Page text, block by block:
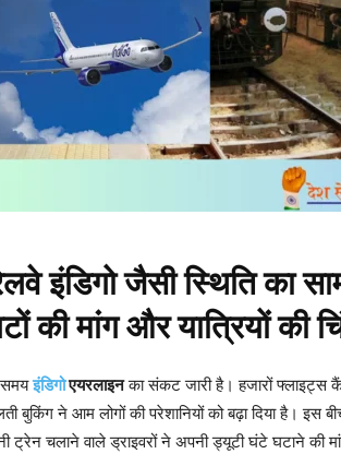
इंडिगो जैसी स्थिति का
की मांग और यात्रियों की
इंडिगोएयरलाइनका संकट जारी है। हजारों फ्लाइट्स
बुकिंग ने आम लोगों की परेशानियों को बढ़ा दिया है। इस
ट्रेन चलाने वाले ड्राइवरों ने अपनी ड्यूटी घंटे घटाने की